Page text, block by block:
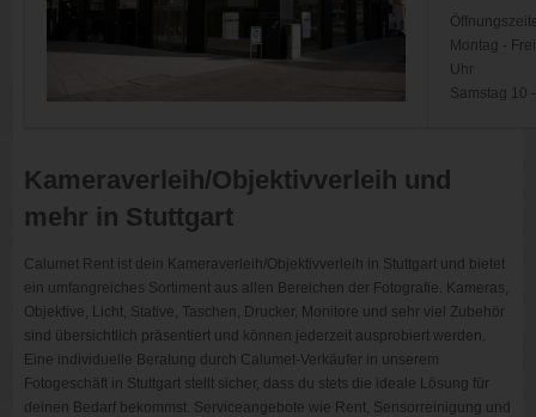
Montag -
Uhr
Samstag 10
Kameraverleih/Objektivverleih und
mehr in Stuttgart
Calumet Rent ist dein Kameraverleih/Objektivverleih in Stuttgart und bietet
ein umfangreiches Sortiment aus allen Bereichen der Fotografie. Kameras,
Objektive, Licht, Stative, Taschen, Drucker, Monitore und sehr viel Zubehör
sind übersichtlich präsentiert und können jederzeit ausprobiert werden.
Eine individuelle Beratung durch Calumet-Verkäufer in unserem
Fotogeschäft in Stuttgart stellt sicher, dass du stets die ideale Lösung für
deinen Bedarf bekommst. Serviceangebote wie Rent, Sensorreinigung und